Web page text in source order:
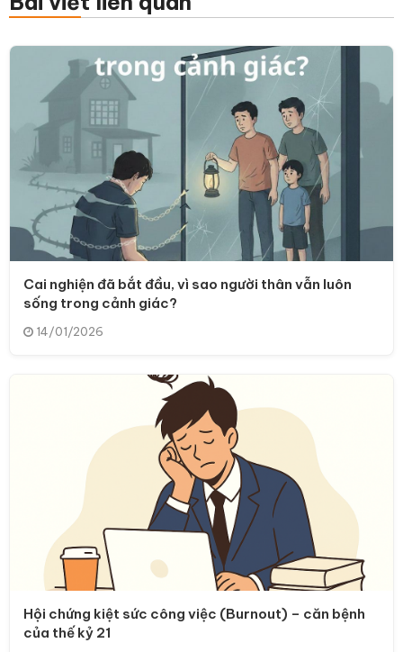
Cai nghiện đã bắt đầu, vì sao người thân vẫn luôn
sống trong cảnh giác?
14/01/2026
Hội chứng kiệt sức công việc (Burnout) – căn bệnh
của thế kỷ 21